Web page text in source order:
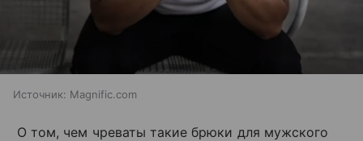
Источник: Magnific.com
О том, чем чреваты такие брюки для мужского